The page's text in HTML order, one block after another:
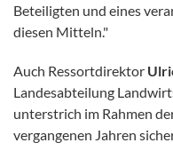
Beteiligten und eines
diesen Mitteln."
Auch Ressortdirektor
Landesabteilung
unterstrich im Rahmen
vergangenen Jahren